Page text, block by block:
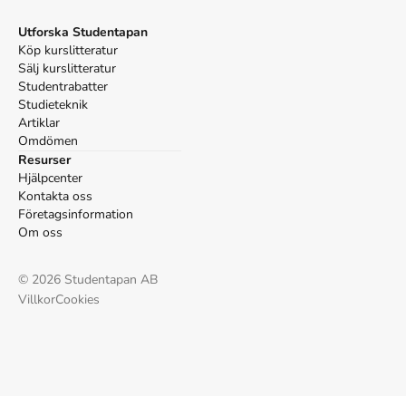
Education.
Oxford
Parkin, Michael,Macroeconomics
Education, 2003).
APA
Parkin, M. (2003).
Education.
Vancouver
Parkin M. Macroeconomics. 6:e uppl. Pearson Education;
2003.
Utforska Studentapan
Köp kurslitteratur
Sälj kurslitteratur
Studentrabatter
Studieteknik
Artiklar
Omdömen
Resurser
Hjälpcenter
Kontakta oss
Företagsinformation
Om oss
© 2026 Studentapan AB
VillkorCookies